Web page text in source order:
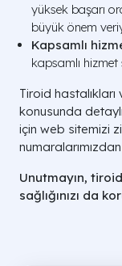
yüksek başarı
büyük önem
Kapsamlı
kapsamlı hizmet
Tiroid
konusunda
için web sitemizi
Unutmayın,
sağlığınızı da